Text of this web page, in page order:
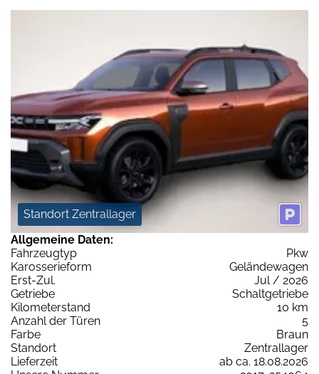
Standort Zentrallager
Allgemeine Daten:
Fahrzeugtyp
Pkw
Karosserieform
Geländewagen
Erst-Zul.
Jul / 2026
Getriebe
Schaltgetriebe
Kilometerstand
10 km
Anzahl der Türen
5
Farbe
Braun
Standort
Zentrallager
Lieferzeit
ab ca. 18.08.2026